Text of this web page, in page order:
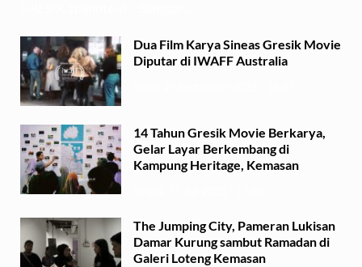
Dua Film Karya Sineas Gresik Movie
Diputar di IWAFF Australia
14 Tahun Gresik Movie Berkarya,
Gelar Layar Berkembang di
Kampung Heritage, Kemasan
The Jumping City, Pameran Lukisan
Damar Kurung sambut Ramadan di
Galeri Loteng Kemasan